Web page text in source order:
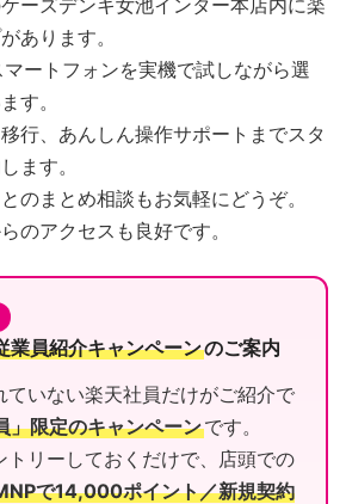
ーズデンキ女池インター本店内に楽
あります。
ートフォンを実機で試しながら選
す。
行、あんしん操作サポートまでスタ
ます。
のまとめ相談もお気軽にどうぞ。
のアクセスも良好です。
業員紹介キャンペーンのご案内
ていない楽天社員だけがご紹介で
」限定のキャンペーンです。
トリーしておくだけで、店頭での
で14,000ポイント／新規契約